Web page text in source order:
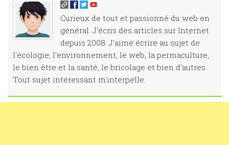
Curieux de tout et passionné du web en
général. J'écris des articles sur Internet
depuis 2008. J'aime écrire au sujet de
l'écologie, l’environnement, le web, la permaculture,
le bien être et la santé, le bricolage et bien d'autres.
Tout sujet intéressant m'interpelle.